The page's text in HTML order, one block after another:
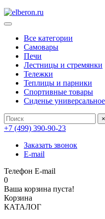
Все категории
Самовары
Печи
Лестницы и стремянки
Тележки
Теплицы и парники
Спортивные товары
Сиденье универсальное
×
+7 (499) 390‑90‑23
Заказать звонок
E-mail
Телефон E-mail
0
Ваша корзина пуста!
Корзина
КАТАЛОГ